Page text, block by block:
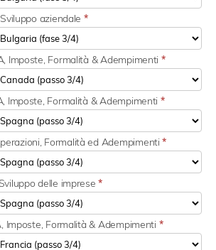
aziendale *
Imposte, Formalità & Adempimenti *
Imposte, Formalità & Adempimenti *
Formalità ed Adempimenti*
delle imprese*
Imposte, Formalità & Adempimenti *